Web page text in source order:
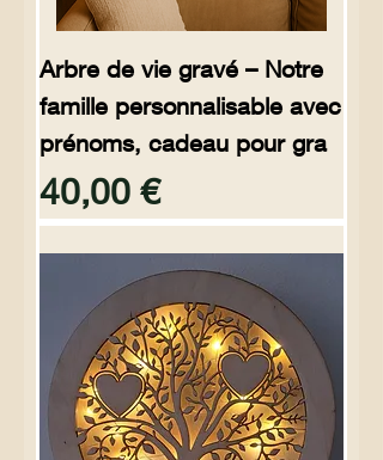
Arbre de vie gravé – Notre
famille personnalisable avec
prénoms, cadeau pour gra
Preço
40,00 €